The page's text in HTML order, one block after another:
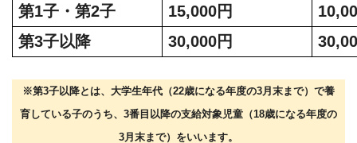
第1子・第2子 15,000円
第3子以降 30,000円
※第3子以降とは、大学生年代（22歳になる年度の3月末まで）で養
育している子のうち、 3番目以降の支給対象児童（18歳になる年度の
3月末まで）をいいます。